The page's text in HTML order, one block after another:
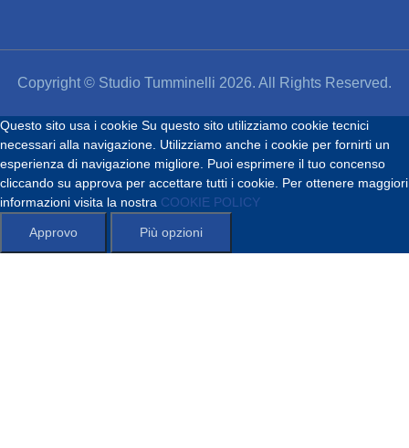
Copyright © Studio Tumminelli 2026. All Rights Reserved.
Questo sito usa i cookie Su questo sito utilizziamo cookie tecnici
necessari alla navigazione. Utilizziamo anche i cookie per fornirti un
esperienza di navigazione migliore. Puoi esprimere il tuo concenso
cliccando su approva per accettare tutti i cookie. Per ottenere maggiori
informazioni visita la nostra COOKIE POLICY
Approvo Più opzioni